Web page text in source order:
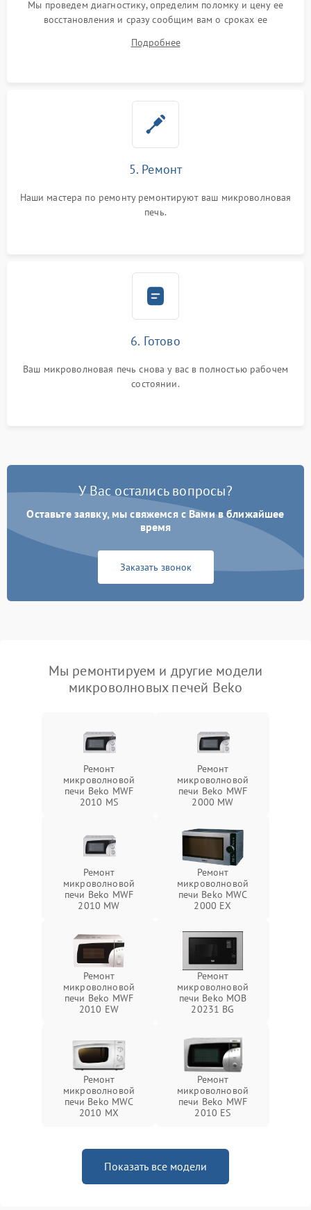
Мы проведем диагностику, определим поломку и цену ее
восстановления и сразу сообщим вам о сроках ее
Подробнее
5. Ремонт
Наши мастера по ремонту ремонтируют ваш микроволновая
печь.
6. Готово
Ваш микроволновая печь снова у вас в полностью рабочем
состоянии.
У Вас остались вопросы?
Оставьте заявку, мы свяжемся с Вами в ближайшее
время
Заказать звонок
Мы ремонтируем и другие модели
микроволновых печей Beko
Ремонт
микроволновой
печи Beko MWF
2010 MS
Ремонт
микроволновой
печи Beko MWF
2000 MW
Ремонт
микроволновой
печи Beko MWF
2010 MW
Ремонт
микроволновой
печи Beko MWC
2000 EX
Ремонт
микроволновой
печи Beko MWF
2010 EW
Ремонт
микроволновой
печи Beko MOB
20231 BG
Ремонт
микроволновой
печи Beko MWC
2010 MX
Ремонт
микроволновой
печи Beko MWF
2010 ES
Показать все модели